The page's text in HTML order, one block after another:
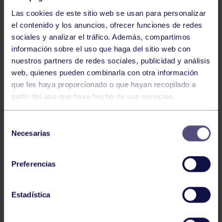
Las cookies de este sitio web se usan para personalizar
el contenido y los anuncios, ofrecer funciones de redes
sociales y analizar el tráfico. Además, compartimos
información sobre el uso que haga del sitio web con
nuestros partners de redes sociales, publicidad y análisis
web, quienes pueden combinarla con otra información
que les haya proporcionado o que hayan recopilado a
partir del uso que haya hecho de sus servicios.
Necesarias
Preferencias
Estadística
Baloncesto
ÚLTIMOS RESULTADOS DE LA SECCIÓN
Baloncesto